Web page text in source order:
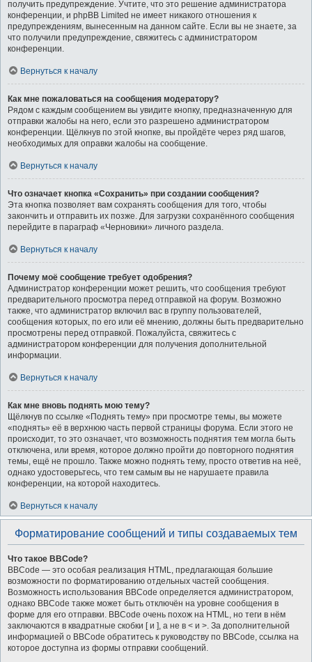
получить предупреждение. Учтите, что это решение администратора
конференции, и phpBB Limited не имеет никакого отношения к
предупреждениям, вынесенным на данном сайте. Если вы не знаете, за
что получили предупреждение, свяжитесь с администратором
конференции.
Вернуться к началу
Как мне пожаловаться на сообщения модератору?
Рядом с каждым сообщением вы увидите кнопку, предназначенную для
отправки жалобы на него, если это разрешено администратором
конференции. Щёлкнув по этой кнопке, вы пройдёте через ряд шагов,
необходимых для оправки жалобы на сообщение.
Вернуться к началу
Что означает кнопка «Сохранить» при создании сообщения?
Эта кнопка позволяет вам сохранять сообщения для того, чтобы
закончить и отправить их позже. Для загрузки сохранённого сообщения
перейдите в параграф «Черновики» личного раздела.
Вернуться к началу
Почему моё сообщение требует одобрения?
Администратор конференции может решить, что сообщения требуют
предварительного просмотра перед отправкой на форум. Возможно
также, что администратор включил вас в группу пользователей,
сообщения которых, по его или её мнению, должны быть предварительно
просмотрены перед отправкой. Пожалуйста, свяжитесь с
администратором конференции для получения дополнительной
информации.
Вернуться к началу
Как мне вновь поднять мою тему?
Щёлкнув по ссылке «Поднять тему» при просмотре темы, вы можете
«поднять» её в верхнюю часть первой страницы форума. Если этого не
происходит, то это означает, что возможность поднятия тем могла быть
отключена, или время, которое должно пройти до повторного поднятия
темы, ещё не прошло. Также можно поднять тему, просто ответив на неё,
однако удостоверьтесь, что тем самым вы не нарушаете правила
конференции, на которой находитесь.
Вернуться к началу
Форматирование сообщений и типы создаваемых тем
Что такое BBCode?
BBCode — это особая реализация HTML, предлагающая большие
возможности по форматированию отдельных частей сообщения.
Возможность использования BBCode определяется администратором,
однако BBCode также может быть отключён на уровне сообщения в
форме для его отправки. BBCode очень похож на HTML, но теги в нём
заключаются в квадратные скобки [ и ], а не в < и >. За дополнительной
информацией о BBCode обратитесь к руководству по BBCode, ссылка на
которое доступна из формы отправки сообщений.